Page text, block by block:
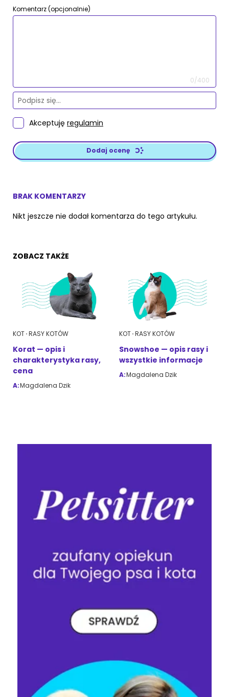
Komentarz (opcjonalnie)
0/400
Akceptuję regulamin
Dodaj ocenę
BRAK KOMENTARZY
Nikt jeszcze nie dodał komentarza do tego artykułu.
ZOBACZ TAKŻE
KOT RASY KOTÓW
Korat — opis i
charakterystyka rasy,
cena
A:Magdalena Dzik
KOT RASY KOTÓW
Snowshoe — opis rasy i
wszystkie informacje
A:Magdalena Dzik